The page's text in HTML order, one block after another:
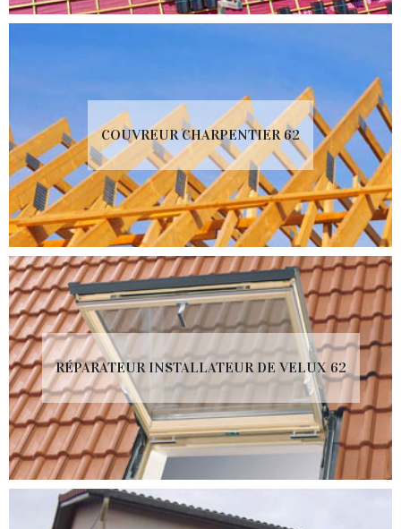
COUVREUR CHARPENTIER 62
RÉPARATEUR INSTALLATEUR DE VELUX 62